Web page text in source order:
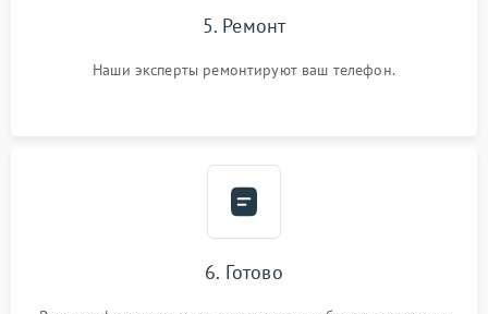
5. Ремонт
Наши эксперты ремонтируют ваш телефон.
6. Готово